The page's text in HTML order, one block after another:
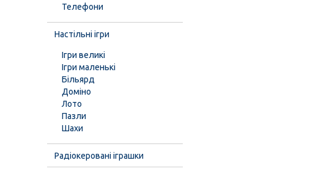
Телефони
Настільні ігри
Ігри великі
Ігри маленькі
Більярд
Доміно
Лото
Пазли
Шахи
Радіокеровані іграшки